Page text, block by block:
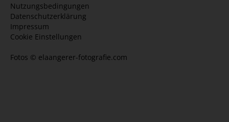
Nutzungsbedingungen
Datenschutzerklärung
Impressum
Cookie Einstellungen
Fotos © elaangerer-fotografie.com